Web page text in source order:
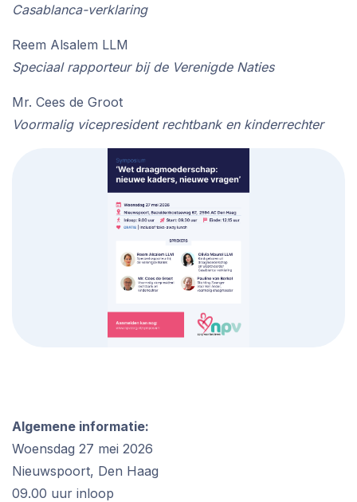
Casablanca-verklaring
Reem Alsalem LLM
Speciaal rapporteur bij de Verenigde Naties
Mr. Cees de Groot
Voormalig vicepresident rechtbank en kinderrechter
Algemene informatie:
Woensdag 27 mei 2026
Nieuwspoort, Den Haag
09.00 uur inloop